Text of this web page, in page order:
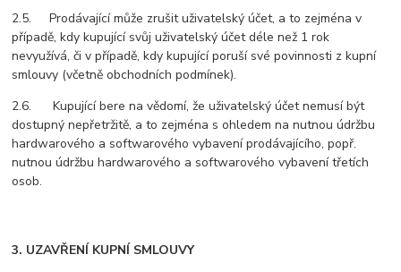
2.5. Prodávající může zrušit uživatelský účet, a to zejména v
případě, kdy kupující svůj uživatelský účet déle než 1 rok
nevyužívá, či v případě, kdy kupující poruší své povinnosti z kupní
smlouvy (včetně obchodních podmínek).
2.6. Kupující bere na vědomí, že uživatelský účet nemusí být
dostupný nepřetržitě, a to zejména s ohledem na nutnou údržbu
hardwarového a softwarového vybavení prodávajícího, popř.
nutnou údržbu hardwarového a softwarového vybavení třetích
osob.
3. UZAVŘENÍ KUPNÍ SMLOUVY